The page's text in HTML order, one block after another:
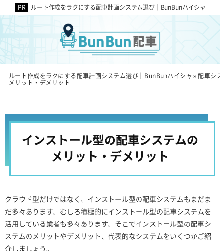
ルート作成をラクにする配車計画システム選び｜BunBunハイシャ
ルート作成をラクにする配車計画システム選び｜BunBunハイシャ »配車シ
メリット・デメリット
インストール型の配車システムの
メリット・デメリット
クラウド型だけではなく、インストール型の配車システムもまだま
だ多々あります。むしろ積極的にインストール型の配車システムを
活用している業者も多々あります。そこでインストール型の配車シ
ステムのメリットやデメリット、代表的なシステムをいくつかご紹
介しましょう。